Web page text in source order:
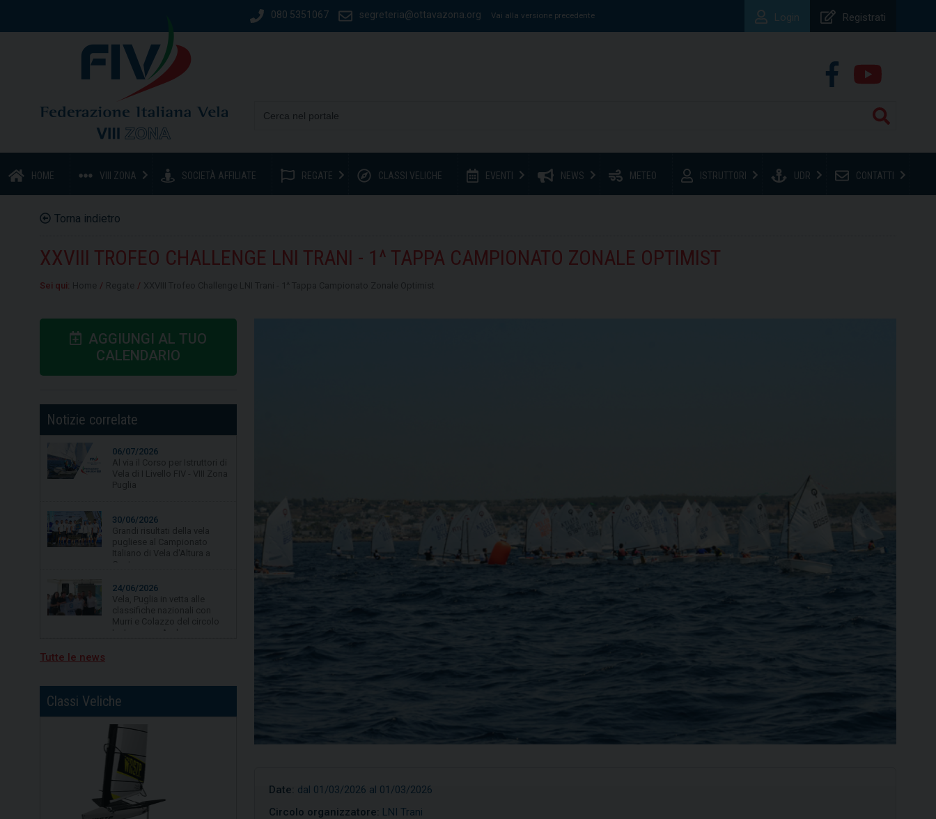
080 5351067 segreteria@ottavazona.org Vai alla versione precedente Registrati
Login
HOME VIII ZONA SOCIETÀ AFFILIATE REGATE CLASSI VELICHE EVENTI NEWS METEO ISTRUTTORI UDR CONTATTI
Torna indietro
XXVIII TROFEO CHALLENGE LNI TRANI - 1^ TAPPA CAMPIONATO ZONALE OPTIMIST
Sei qui: / /
AGGIUNGI AL TUO
CALENDARIO
Notizie correlate
06/07/2026
regata Brindisi-Valona
Tutte le news
Classi Veliche
Date: dal 01/03/2026 al 01/03/2026
Circolo organizzatore: LNI Trani